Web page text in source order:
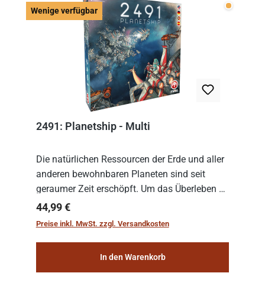
Wenige verfügbar Wenige
2491: Planetship - Multi
Die natürlichen Ressourcen der Erde und aller
anderen bewohnbaren Planeten sind seit
geraumer Zeit erschöpft. Um das Überleben zu
sichern, wurden die sogenannten
„Weltenschiffe“ gebaut. Auf diesen
Regulärer Preis:
44,99 €
Preise inkl. MwSt. zzgl. Versandkosten
In den Warenkorb